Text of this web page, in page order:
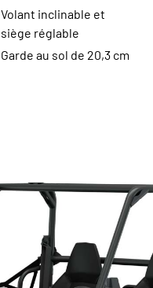
Volant inclinable et
siège réglable
Garde au sol de 20,3 cm